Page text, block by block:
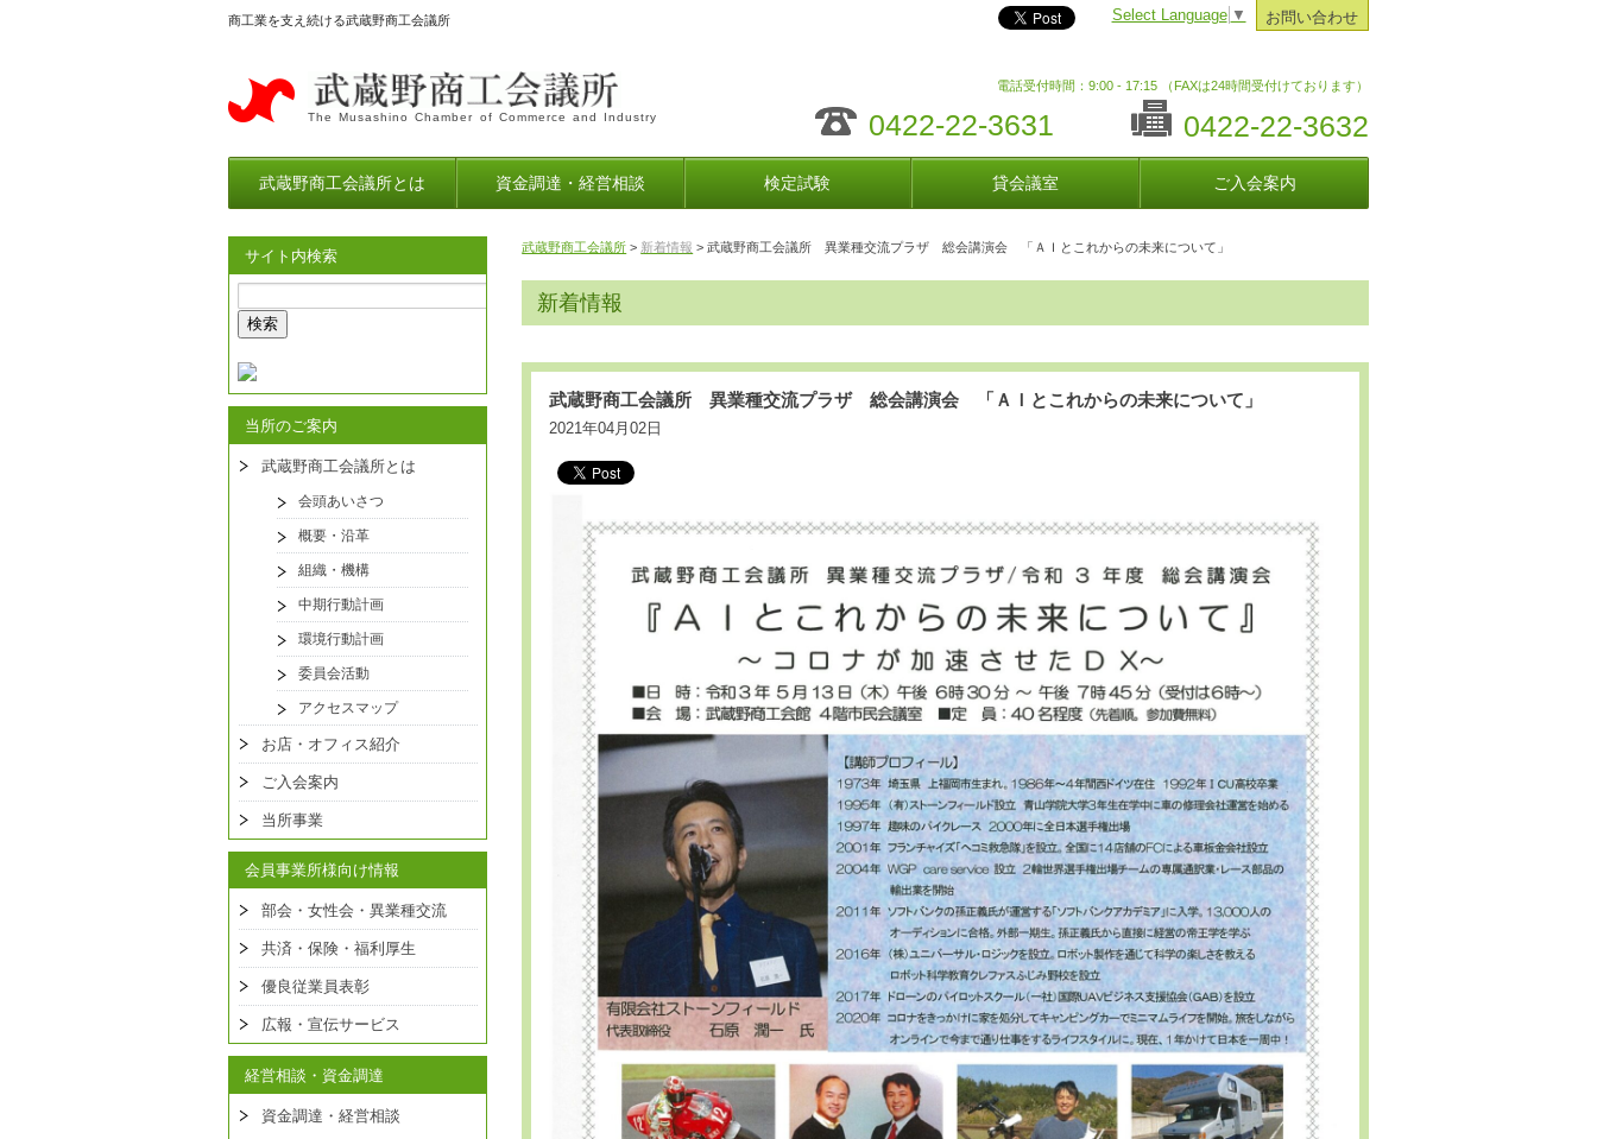
商工業を支え続ける武蔵野商工会議所 お問い合わせ
Select Language ▼
The Musashino Chamber of Commerce and Industry
電話受付時間：9:00 - 17:15 （FAXは24時間受付けております）
0422-22-3631 0422-22-3632
武蔵野商工会議所とは 資金調達・経営相談 検定試験 貸会議室 ご入会案内
武蔵野商工会議所 > 新着情報 > 武蔵野商工会議所 異業種交流プラザ 総会講演会 「ＡＩとこれからの未来について」
新着情報
武蔵野商工会議所 異業種交流プラザ 総会講演会 「ＡＩとこれからの未来について」
2021年04月02日
サイト内検索
当所のご案内
武蔵野商工会議所とは
会頭あいさつ
概要・沿革
組織・機構
中期行動計画
環境行動計画
委員会活動
アクセスマップ
お店・オフィス紹介
ご入会案内
当所事業
会員事業所様向け情報
部会・女性会・異業種交流
共済・保険・福利厚生
優良従業員表彰
広報・宣伝サービス
経営相談・資金調達
資金調達・経営相談